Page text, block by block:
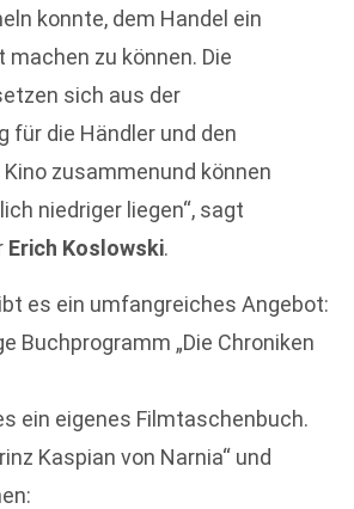
konnte, dem Handel ein
zu können. Die
sich aus der
für die Händler und den
zusammenund können
niedriger liegen“, sagt
Erich Koslowski.
es ein umfangreiches Angebot:
Buchprogramm „Die Chroniken
ein eigenes Filmtaschenbuch.
Kaspian von Narnia“ und